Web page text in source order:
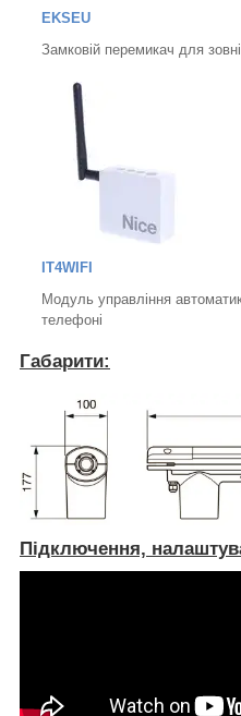
EKSEU
Замковій перемикач для
IT4WIFI
Модуль управління
телефоні
Габарити:
Підключення,